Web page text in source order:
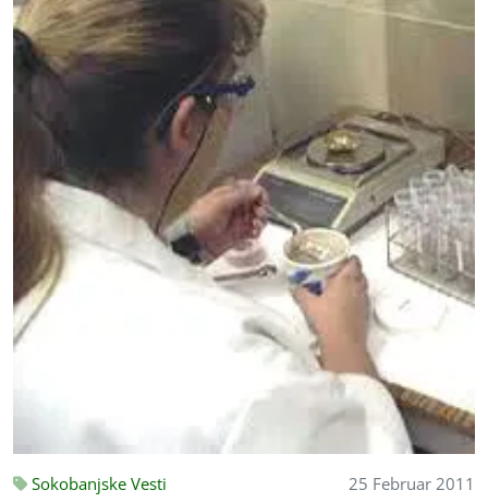
Sokobanjske Vesti 25 Februar 2011